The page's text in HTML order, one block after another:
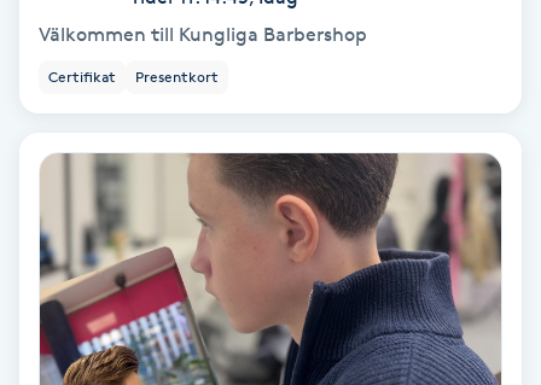
Megavolymfransar
Mesoterapi
MicroPen
Microshading
Välkommen till Kungliga Barbershop
Certifikat Presentkort